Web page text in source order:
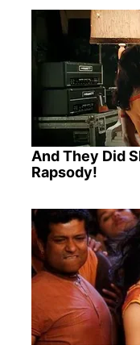
And They Did
Rapsody!